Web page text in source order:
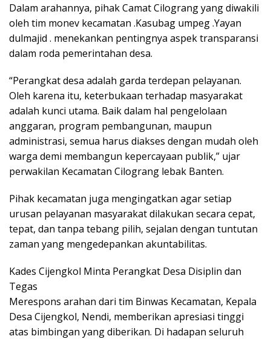
Dalam arahannya, pihak Camat Cilograng yang diwakili
oleh tim monev kecamatan .Kasubag umpeg .Yayan
dulmajid . menekankan pentingnya aspek transparansi
dalam roda pemerintahan desa.
“Perangkat desa adalah garda terdepan pelayanan.
Oleh karena itu, keterbukaan terhadap masyarakat
adalah kunci utama. Baik dalam hal pengelolaan
anggaran, program pembangunan, maupun
administrasi, semua harus diakses dengan mudah oleh
warga demi membangun kepercayaan publik,” ujar
perwakilan Kecamatan Cilograng lebak Banten.
Pihak kecamatan juga mengingatkan agar setiap
urusan pelayanan masyarakat dilakukan secara cepat,
tepat, dan tanpa tebang pilih, sejalan dengan tuntutan
zaman yang mengedepankan akuntabilitas.
Kades Cijengkol Minta Perangkat Desa Disiplin dan
Tegas
Merespons arahan dari tim Binwas Kecamatan, Kepala
Desa Cijengkol, Nendi, memberikan apresiasi tinggi
atas bimbingan yang diberikan. Di hadapan seluruh